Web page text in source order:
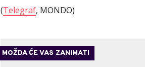
(Telegraf, MONDO)
MOŽDA ĆE VAS ZANIMATI